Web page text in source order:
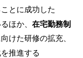
とに成功した
ほか、 在宅勤務制
けた研修の拡充、
推進する